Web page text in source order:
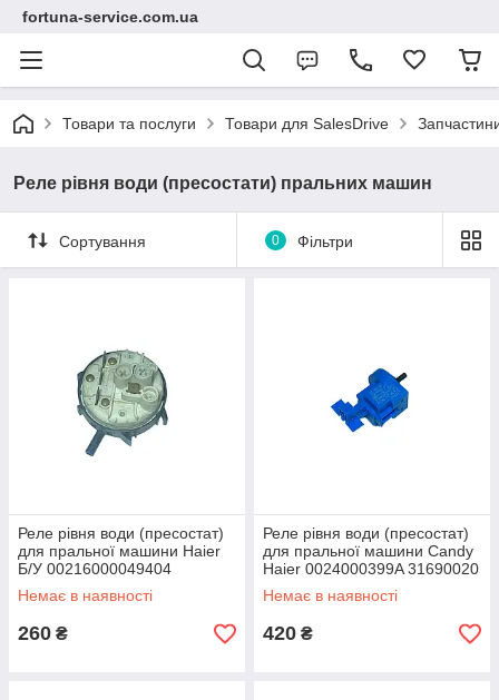
fortuna-service.com.ua
Товари та послуги Товари для SalesDrive
Реле рівня води (пресостати) пральних машин
Сортування 0 Фільтри
Реле рівня води (пресостат)
для пральної машини Haier
Б/У 00216000049404
Немає в наявності
260 ₴
Реле рівня води (пресостат)
для пральної машини Candy
Haier 0024000399A 31690020
Немає в наявності
420 ₴